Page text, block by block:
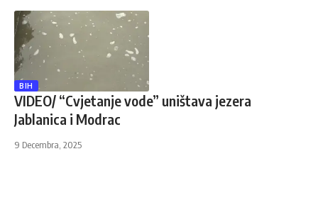
BIH
VIDEO/ “Cvjetanje vode” uništava jezera
Jablanica i Modrac
9 Decembra, 2025